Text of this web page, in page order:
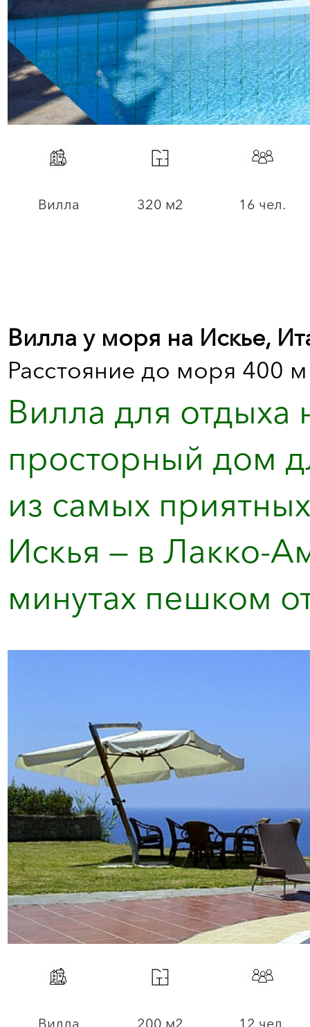
Вилла 320 м2 16 чел.
Вилла у моря на Искье,
Расстояние до моря 400 м
Вилла для отдыха
просторный дом
из самых
Искья — в Лакко-
минутах пешком
Вилла 200 м2 12 чел.